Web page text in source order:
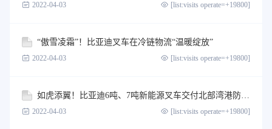
2022-04-03 [list:visits operate=+19800]
“傲雪凌霜”！比亚迪叉车在冷链物流“温暖绽放”
2022-04-03 [list:visits operate=+19800]
如虎添翼！比亚迪6吨、7吨新能源叉车交付北部湾港防城港码头有限公司
2022-04-03 [list:visits operate=+19800]